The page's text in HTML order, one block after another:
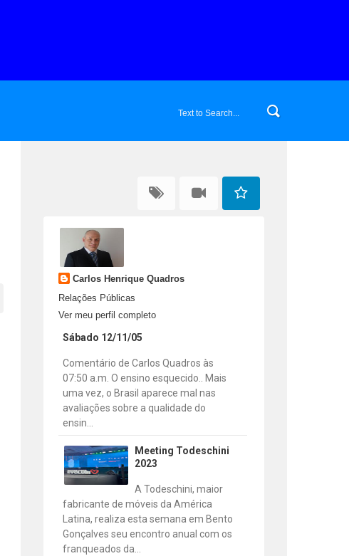
Carlos Henrique Quadros
Relações Públicas
Ver meu perfil completo
Sábado 12/11/05
Comentário de Carlos Quadros às
07:50 a.m. O ensino esquecido.. Mais
uma vez, o Brasil aparece mal nas
avaliações sobre a qualidade do
ensin...
Meeting Todeschini
2023
A Todeschini, maior
fabricante de móveis da América
Latina, realiza esta semana em Bento
Gonçalves seu encontro anual com os
franqueados da...